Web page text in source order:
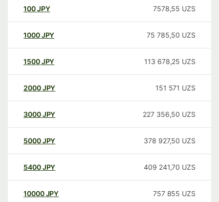
100JPY 7578,55 UZS
1000JPY 75 785,50 UZS
1500JPY 113 678,25 UZS
2000JPY 151 571 UZS
3000JPY 227 356,50 UZS
5000JPY 378 927,50 UZS
5400JPY 409 241,70 UZS
10000 JPY 757 855 UZS